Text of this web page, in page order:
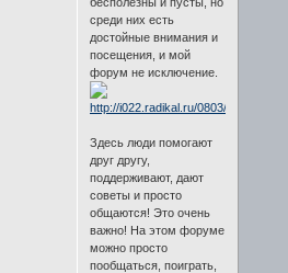
среди них есть
достойные внимания и
посещения, и мой
форум не исключение.
Здесь люди помогают
друг другу,
поддерживают, дают
советы и просто
общаются! Это очень
важно! На этом форуме
можно просто
пообщаться, поиграть,